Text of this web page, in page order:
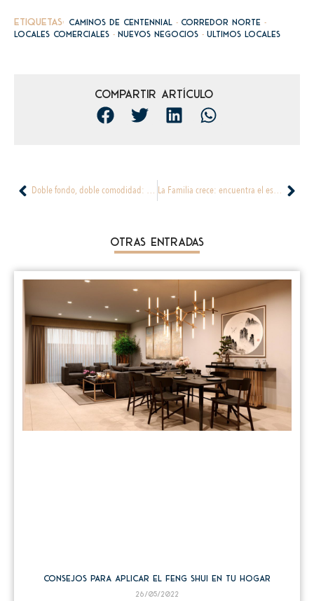
Etiquetas: Caminos de Centennial - Corredor norte -
locales comerciales - nuevos negocios - ultimos locales
Compartir artículo
Doble fondo, doble comodidad: Apartamentos modernos y funcionales La Familia crece: encuentra el espacio perfecto en tu nuevo hogar
Otras Entradas
Consejos para aplicar el Feng Shui en tu hogar
26/05/2022